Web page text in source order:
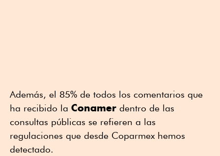
Además, el 85% de todos los comentarios que
ha recibido la Conamer dentro de las
consultas públicas se refieren a las
regulaciones que desde Coparmex hemos
detectado.